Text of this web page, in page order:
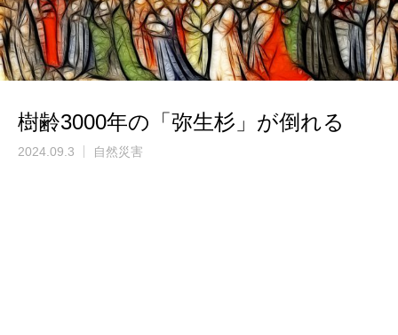
樹齢3000年の「弥生杉」が倒れる
2024.09.3 自然災害